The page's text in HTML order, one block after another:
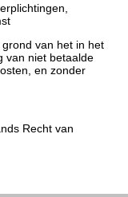
van het in het
van niet betaalde
en zonder
Recht van